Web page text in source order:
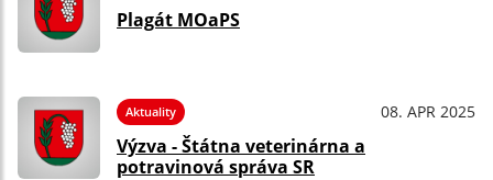
Plagát MOaPS
Aktuality 08. APR 2025
Výzva - Štátna veterinárna a
potravinová správa SR